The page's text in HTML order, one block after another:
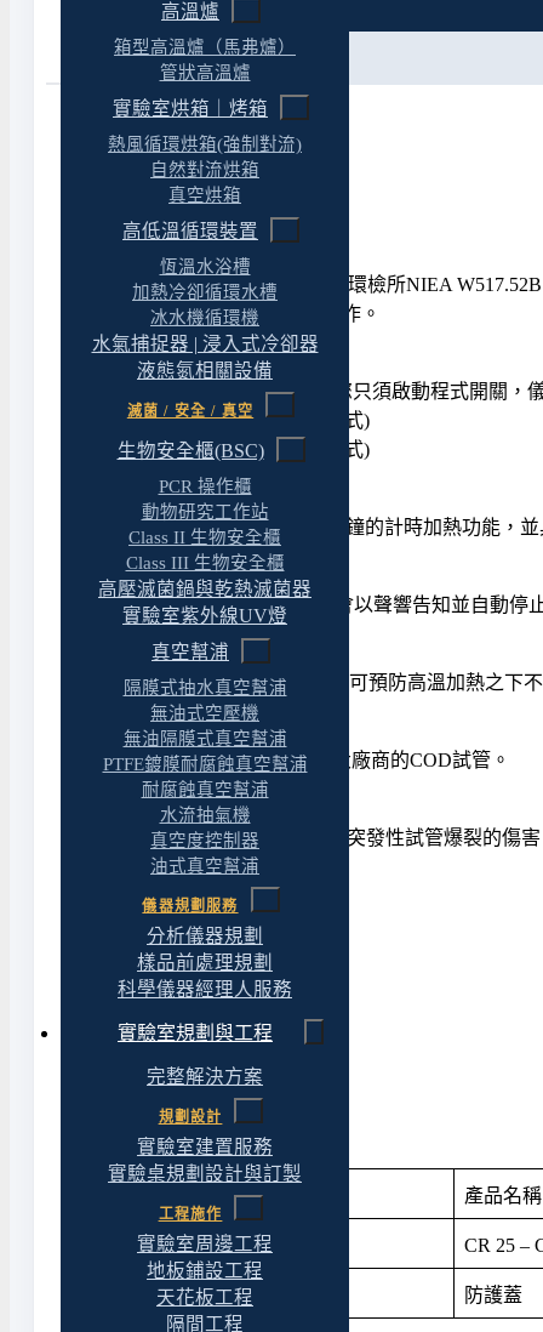
高溫爐
箱型高溫爐（馬弗爐）
管狀高溫爐
實驗室烘箱｜烤箱
熱風循環烘箱(強制對流)
自然對流烘箱
真空烘箱
高低溫循環裝置
恆溫水浴槽
加熱冷卻循環水槽
冰水機循環機
水氣捕捉器 | 浸入式冷卻器
液態氮相關設備
滅菌 / 安全 / 真空
生物安全櫃(BSC)
PCR 操作櫃
動物研究工作站
Class II 生物安全櫃
Class III 生物安全櫃
高壓滅菌鍋與乾熱滅菌器
實驗室紫外線UV燈
真空幫浦
隔膜式抽水真空幫浦
無油式空壓機
無油隔膜式真空幫浦
PTFE鍍膜耐腐蝕真空幫浦
耐腐蝕真空幫浦
水流抽氣機
真空度控制器
油式真空幫浦
儀器規劃服務
分析儀器規劃
樣品前處理規劃
科學儀器經理人服務
實驗室規劃與工程
完整解決方案
規劃設計
實驗室建置服務
實驗桌規劃設計與訂製
工程施作
實驗室周邊工程
地板鋪設工程
天花板工程
隔間工程
規格
產品特色
◆ 符合法規方法
COD 加熱分解爐CR 25 根據我國環檢所NIEA
鉻酸鉀迴流法更省時且安全易操作。
◆ 專用 COD 執行程式
CR 25 獨特的 COD 執行程式，您只須啟動程式開關
(1) COD：150℃, 120min( 標準模式)
(2) COD2：165℃, 20min (預熱模式)
◆ 可額外儲存2組加熱程式
CR 25可設定30℃~200℃及999分鐘的計時加熱功能，
◆ 自動關閉及聲響警示功能
CR 25執行完任何加熱程式，皆會以聲響告知並自動停
◆ 防燙蓋板 (標配)
25孔, 直徑16mm之PTFE隔熱板，可預防高溫加熱之下
◆ COD專用鋁塊 (標配)
25孔, 直徑16mm之鋁塊, 適合各大廠商的COD試管。
◆ 防護蓋 (選配)
PC材質防護蓋能保護操作者免受突發性試管爆裂的傷害
COD 加熱分解爐 : 國際認證
◆ 歐盟 CE 安全認證
COD 加熱分解爐 : 產品應用
◆ 工廠廢水檢驗
產品名稱
179250-11(22) CR 25 –
179250-43 防護蓋